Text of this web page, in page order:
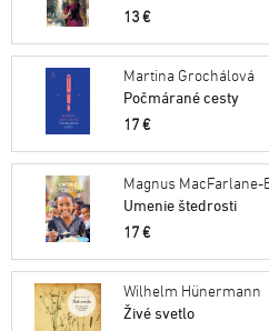
13 €
Martina Grochálová
Počmárané cesty
17 €
Magnus
Umenie štedrosti
17 €
Wilhelm Hünermann
Živé svetlo